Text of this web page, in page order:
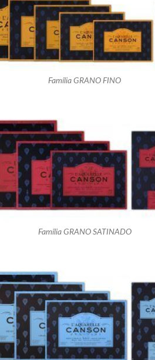
Família GRANO FINO
Família GRANO SATINADO